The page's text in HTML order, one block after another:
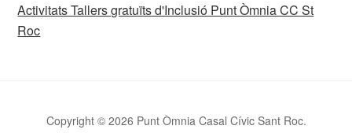
Activitats Tallers gratuïts d'Inclusió Punt Òmnia CC St
Roc
Copyright © 2026 Punt Òmnia Casal Cívic Sant Roc.